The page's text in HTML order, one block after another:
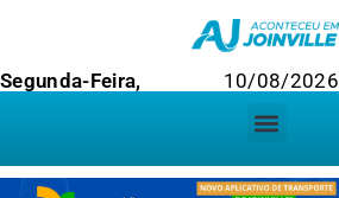
Segunda-Feira, 10/08/2026